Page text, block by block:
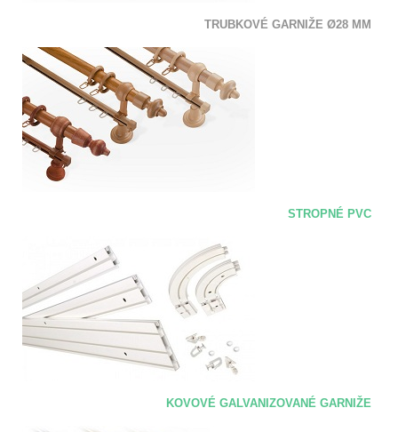
TRUBKOVÉ GARNIŽE Ø28 MM
STROPNÉ PVC
KOVOVÉ GALVANIZOVANÉ GARNIŽE